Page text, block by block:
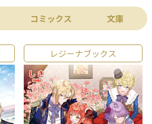
コミックス 文庫
レジーナブックス